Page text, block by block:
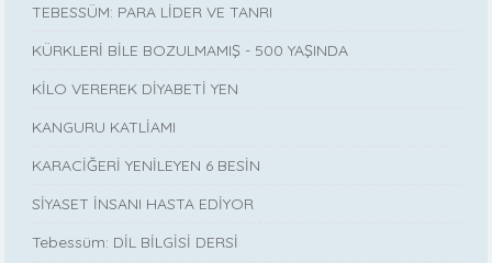
TEBESSÜM: PARA LİDER VE TANRI
KÜRKLERİ BİLE BOZULMAMIŞ - 500 YAŞINDA
KİLO VEREREK DİYABETİ YEN
KANGURU KATLİAMI
KARACİĞERİ YENİLEYEN 6 BESİN
SİYASET İNSANI HASTA EDİYOR
Tebessüm: DİL BİLGİSİ DERSİ